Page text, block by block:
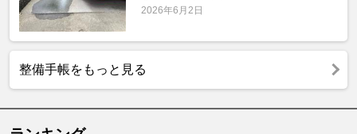
2026年6月2日
整備手帳をもっと見る